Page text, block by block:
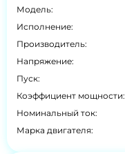
Модель:
Исполнение:
Производитель:
Напряжение:
Пуск:
Коэффициент мощности:
Номинальный ток:
Марка двигателя: